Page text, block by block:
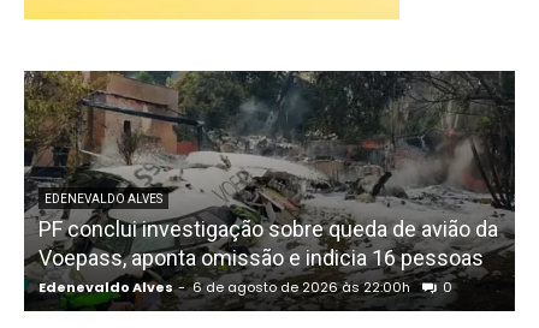
EDENEVALDO ALVES
PF conclui investigação sobre queda de avião da
Voepass, aponta omissão e indicia 16 pessoas
Edenevaldo Alves - 6 de agosto de 2026 às 22:00h 0